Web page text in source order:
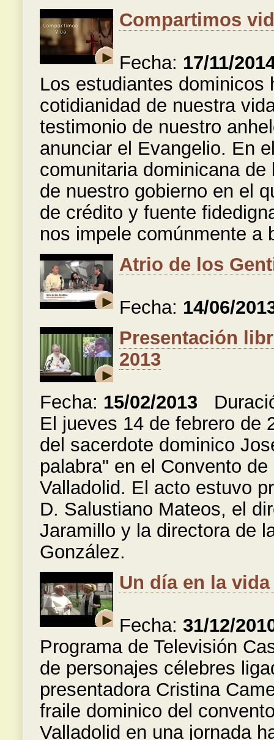
Compartimos
Fecha: 17/11/
Los estudiantes dominicos
cotidianidad de nuestra
testimonio de nuestro
anunciar el Evangelio. En
comunitaria dominicana
de nuestro gobierno en el
de crédito y fuente
nos impele comúnmente a
Atrio de los
Fecha: 14/06/
Presentación
2013
Fecha: 15/02/2013
El jueves 14 de febrero de
del sacerdote dominico
palabra" en el Convento
Valladolid. El acto estuvo
D. Salustiano Mateos, el
Jaramillo y la directora de
González.
Un día en la
Fecha: 31/12/
Programa de Televisión
de personajes célebres
presentadora Cristina
fraile dominico del
Valladolid en una jornada